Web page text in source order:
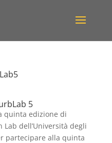
5
quinta edizione di
dell’Università degli
partecipare alla quinta